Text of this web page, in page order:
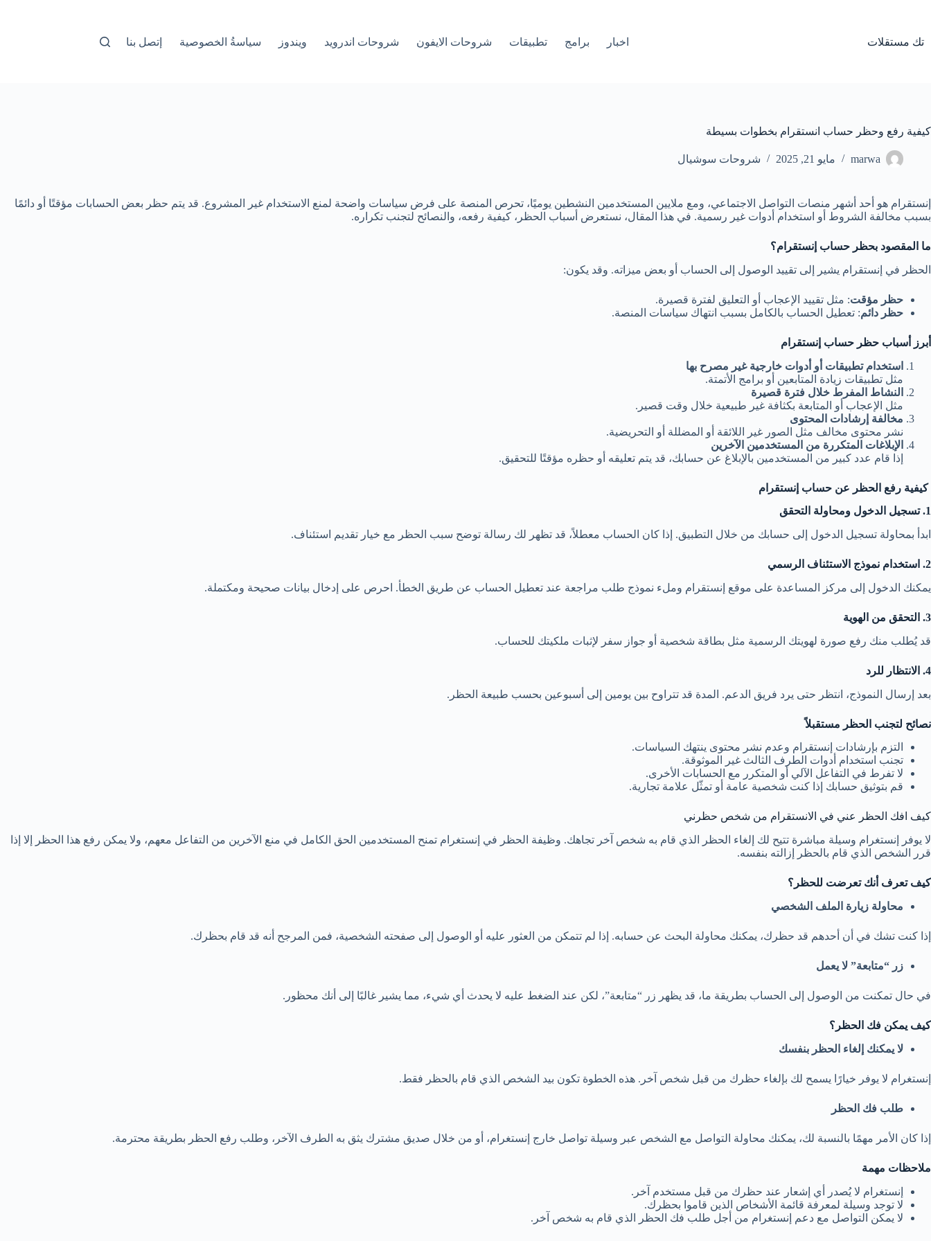
تك مستقلات اخبار برامج تطبيقات شروحات الايفون شروحات اندرويد ويندوز سياسةُ الخصوصية إتصل بنا
كيفية رفع وحظر حساب انستقرام بخطوات بسيطة
marwa مايو 21, 2025 شروحات سوشيال
إنستقرام هو أحد أشهر منصات التواصل الاجتماعي، ومع ملايين المستخدمين النشطين يوميًا، تحرص المنصة على فرض سياسات واضحة لمنع الاستخدام غير المشروع. قد يتم حظر بعض الحسابات مؤقتًا أو دائمًا
بسبب مخالفة الشروط أو استخدام أدوات غير رسمية. في هذا المقال، نستعرض أسباب الحظر، كيفية رفعه، والنصائح لتجنب تكراره.
ما المقصود بحظر حساب إنستقرام؟
الحظر في إنستقرام يشير إلى تقييد الوصول إلى الحساب أو بعض ميزاته. وقد يكون:
حظر مؤقت: مثل تقييد الإعجاب أو التعليق لفترة قصيرة.
حظر دائم: تعطيل الحساب بالكامل بسبب انتهاك سياسات المنصة.
أبرز أسباب حظر حساب إنستقرام
استخدام تطبيقات أو أدوات خارجية غير مصرح بها
مثل تطبيقات زيادة المتابعين أو برامج الأتمتة.
النشاط المفرط خلال فترة قصيرة
مثل الإعجاب أو المتابعة بكثافة غير طبيعية خلال وقت قصير.
مخالفة إرشادات المحتوى
نشر محتوى مخالف مثل الصور غير اللائقة أو المضللة أو التحريضية.
الإبلاغات المتكررة من المستخدمين الآخرين
إذا قام عدد كبير من المستخدمين بالإبلاغ عن حسابك، قد يتم تعليقه أو حظره مؤقتًا للتحقيق.
كيفية رفع الحظر عن حساب إنستقرام
1. تسجيل الدخول ومحاولة التحقق
ابدأ بمحاولة تسجيل الدخول إلى حسابك من خلال التطبيق. إذا كان الحساب معطلاً، قد تظهر لك رسالة توضح سبب الحظر مع خيار تقديم استئناف.
2. استخدام نموذج الاستئناف الرسمي
يمكنك الدخول إلى مركز المساعدة على موقع إنستقرام وملء نموذج طلب مراجعة عند تعطيل الحساب عن طريق الخطأ. احرص على إدخال بيانات صحيحة ومكتملة.
3. التحقق من الهوية
قد يُطلب منك رفع صورة لهويتك الرسمية مثل بطاقة شخصية أو جواز سفر لإثبات ملكيتك للحساب.
4. الانتظار للرد
بعد إرسال النموذج، انتظر حتى يرد فريق الدعم. المدة قد تتراوح بين يومين إلى أسبوعين بحسب طبيعة الحظر.
نصائح لتجنب الحظر مستقبلاً
التزم بإرشادات إنستقرام وعدم نشر محتوى ينتهك السياسات.
تجنب استخدام أدوات الطرف الثالث غير الموثوقة.
لا تفرط في التفاعل الآلي أو المتكرر مع الحسابات الأخرى.
قم بتوثيق حسابك إذا كنت شخصية عامة أو تمثّل علامة تجارية.
كيف افك الحظر عني في الانستقرام من شخص حظرني
لا يوفر إنستغرام وسيلة مباشرة تتيح لك إلغاء الحظر الذي قام به شخص آخر تجاهك. وظيفة الحظر في إنستغرام تمنح المستخدمين الحق الكامل في منع الآخرين من التفاعل معهم، ولا يمكن رفع هذا الحظر إلا إذا
قرر الشخص الذي قام بالحظر إزالته بنفسه.
كيف تعرف أنك تعرضت للحظر؟
محاولة زيارة الملف الشخصي
إذا كنت تشك في أن أحدهم قد حظرك، يمكنك محاولة البحث عن حسابه. إذا لم تتمكن من العثور عليه أو الوصول إلى صفحته الشخصية، فمن المرجح أنه قد قام بحظرك.
زر “متابعة” لا يعمل
في حال تمكنت من الوصول إلى الحساب بطريقة ما، قد يظهر زر “متابعة”، لكن عند الضغط عليه لا يحدث أي شيء، مما يشير غالبًا إلى أنك محظور.
كيف يمكن فك الحظر؟
لا يمكنك إلغاء الحظر بنفسك
إنستغرام لا يوفر خيارًا يسمح لك بإلغاء حظرك من قبل شخص آخر. هذه الخطوة تكون بيد الشخص الذي قام بالحظر فقط.
طلب فك الحظر
إذا كان الأمر مهمًا بالنسبة لك، يمكنك محاولة التواصل مع الشخص عبر وسيلة تواصل خارج إنستغرام، أو من خلال صديق مشترك يثق به الطرف الآخر، وطلب رفع الحظر بطريقة محترمة.
ملاحظات مهمة
إنستغرام لا يُصدر أي إشعار عند حظرك من قبل مستخدم آخر.
لا توجد وسيلة لمعرفة قائمة الأشخاص الذين قاموا بحظرك.
لا يمكن التواصل مع دعم إنستغرام من أجل طلب فك الحظر الذي قام به شخص آخر.